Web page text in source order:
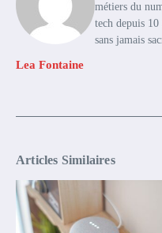
Lea Fontaine
métiers du
tech depuis
sans jamais
Articles Similaires